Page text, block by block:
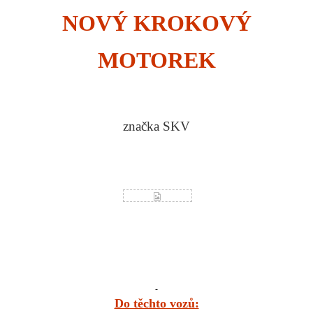
NOVÝ KROKOVÝ
MOTOREK
značka SKV
Do těchto vozů: